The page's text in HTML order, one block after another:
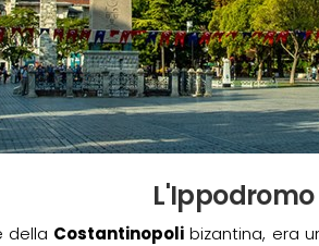
L'Ippodromo
della Costantinopoli bizantina, era